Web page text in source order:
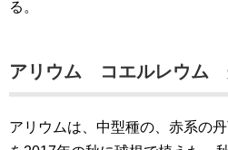
る。
アリウム コエルレウム
アリウムは、中型種の、赤系の